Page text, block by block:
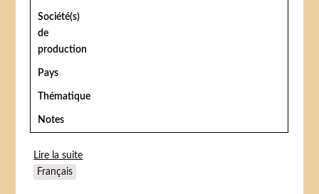
Société(s)
de
production
Pays
Thématique
Notes
Lire la suite
Français